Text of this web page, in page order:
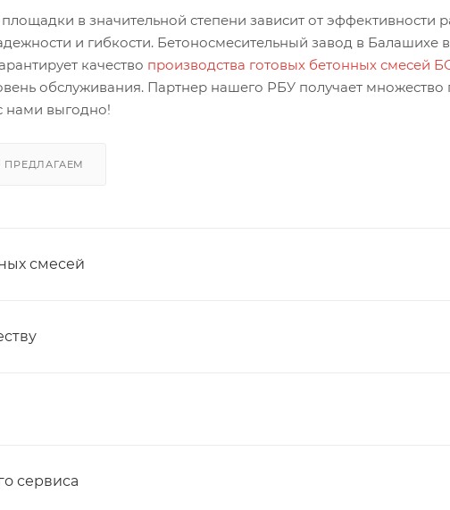
в значительной степени зависит от эффективности
и гибкости. Бетоносмесительный завод в Балашихе
качество производства готовых бетонных смесей
обслуживания. Партнер нашего РБУ получает
нами выгодно!
смесей
сервиса